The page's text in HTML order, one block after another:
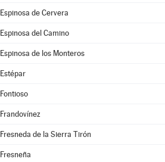
Espinosa de Cervera
Espinosa del Camino
Espinosa de los Monteros
Estépar
Fontioso
Frandovínez
Fresneda de la Sierra Tirón
Fresneña